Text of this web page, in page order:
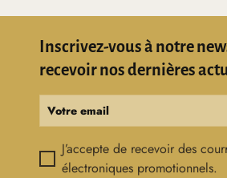
Inscrivez-vous à notre
recevoir nos dernières
Votre email
J’accepte de recevoir des
électroniques promotionnels.